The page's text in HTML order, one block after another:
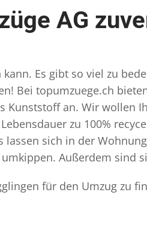
AG
Es gibt so viel zu
Bei topumzuege.ch
an. Wir wollen
zu 100%
sich in der
Außerdem sind
für den Umzug zu